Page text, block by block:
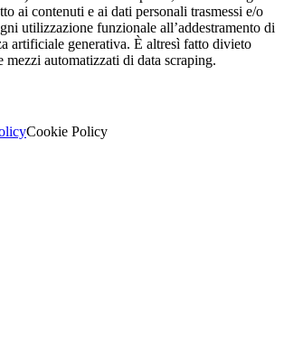
ai contenuti e ai dati personali trasmessi e/o
utilizzazione funzionale all’addestramento di
artificiale generativa. È altresì fatto divieto
mezzi automatizzati di data scraping.
Cookie Policy